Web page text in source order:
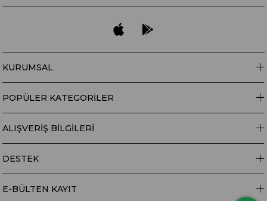
KURUMSAL
POPÜLER KATEGORİLER
ALIŞVERİŞ BİLGİLERİ
DESTEK
E-BÜLTEN KAYIT